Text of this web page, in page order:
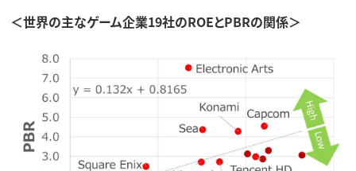
＜世界の主なゲーム企業19社のROEとPBRの関係＞